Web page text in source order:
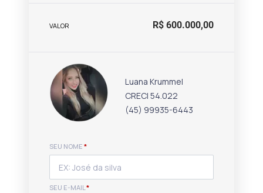
VALOR R$ 600.000,00
Luana Krummel
CRECI 54.022
(45) 99935-6443
SEU NOME *
SEU E-MAIL*